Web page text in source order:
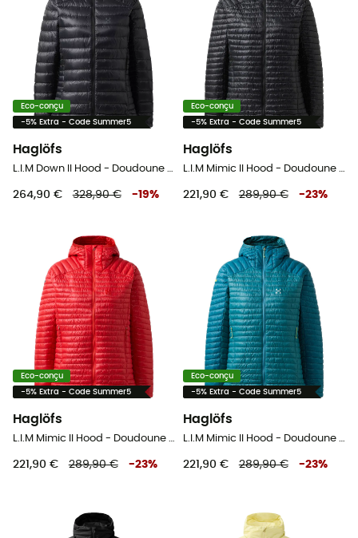
Eco-conçu
-5% Extra - Code Summer5
Haglöfs
L.I.M Down II Hood - Doudoune femme
264,90 € 328,90 € -19%
Eco-conçu
-5% Extra - Code Summer5
Haglöfs
L.I.M Mimic II Hood - Doudoune femme
221,90 € 289,90 € -23%
Eco-conçu
-5% Extra - Code Summer5
Haglöfs
L.I.M Mimic II Hood - Doudoune femme
221,90 € 289,90 € -23%
Eco-conçu
-5% Extra - Code Summer5
Haglöfs
L.I.M Mimic II Hood - Doudoune femme
221,90 € 289,90 € -23%